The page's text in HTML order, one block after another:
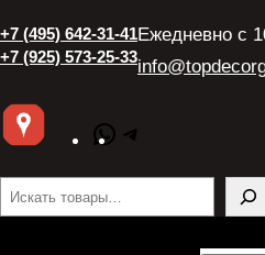
+7 (495) 642-31-41
+7 (925) 573-25-33
Ежедневно с
WhatsApp
Поиск